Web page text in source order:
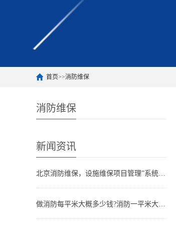
首页>>消防维保
消防维保
新闻资讯
北京消防维保，设施维保项目管理”系统应急启动功能的数量应如何填写？
做消防每平米大概多少钱?消防一平米大约多少钱